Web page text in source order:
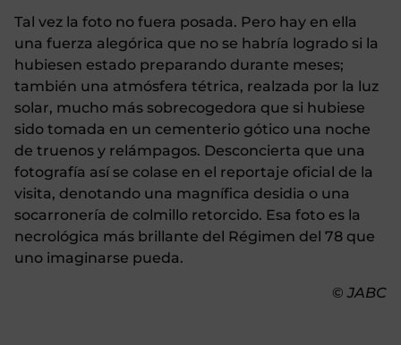
Tal vez la foto no fuera posada. Pero hay en ella
una fuerza alegórica que no se habría logrado si la
hubiesen estado preparando durante meses;
también una atmósfera tétrica, realzada por la luz
solar, mucho más sobrecogedora que si hubiese
sido tomada en un cementerio gótico una noche
de truenos y relámpagos. Desconcierta que una
fotografía así se colase en el reportaje oficial de la
visita, denotando una magnífica desidia o una
socarronería de colmillo retorcido. Esa foto es la
necrológica más brillante del Régimen del 78 que
uno imaginarse pueda.
©JABC